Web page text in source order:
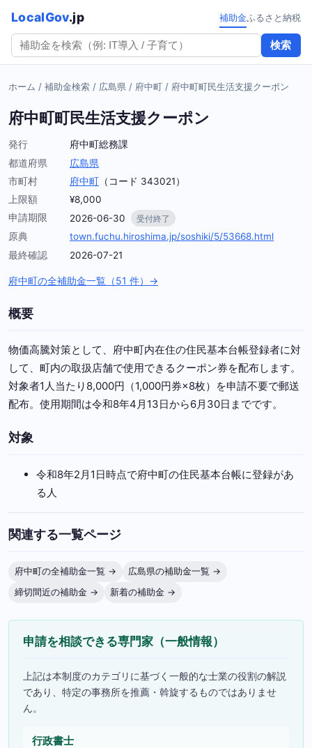
LocalGov.jp
検索
補助金ふるさと納税
ホーム / 補助金検索 / 広島県 / 府中町 / 府中町町民生活支援クーポン
府中町町民生活支援クーポン
発行
府中町総務課
都道府県
広島県
市町村
府中町 （コード 343021）
上限額
¥8,000
申請期限
2026-06-30 受付終了
原典
town.fuchu.hiroshima.jp/soshiki/5/53668.html
最終確認
2026-07-21
府中町の全補助金一覧（51 件）→
概要
物価高騰対策として、府中町内在住の住民基本台帳登録者に対
して、町内の取扱店舗で使用できるクーポン券を配布します。
対象者1人当たり8,000円（1,000円券×8枚）を申請不要で郵送
配布。使用期間は令和8年4月13日から6月30日までです。
対象
令和8年2月1日時点で府中町の住民基本台帳に登録があ
る人
関連する一覧ページ
府中町の全補助金一覧 →
広島県の補助金一覧 →
締切間近の補助金 →
新着の補助金 →
申請を相談できる専門家（一般情報）
上記は本制度のカテゴリに基づく一般的な士業の役割の解説
であり、特定の事務所を推薦・斡旋するものではありませ
ん。
行政書士